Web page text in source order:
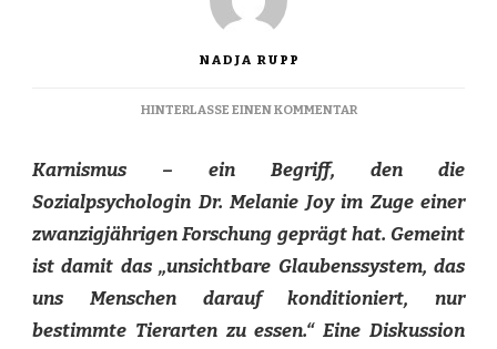
NADJA RUPP
HINTERLASSE EINEN KOMMENTARZU
WAS
ESSEN
WIR
EIGENTLICH?!
Karnismus – ein Begriff, den die
Sozialpsychologin Dr. Melanie Joy im Zuge einer
zwanzigjährigen Forschung geprägt hat. Gemeint
ist damit das „unsichtbare Glaubenssystem, das
uns Menschen darauf konditioniert, nur
bestimmte Tierarten zu essen.“ Eine Diskussion